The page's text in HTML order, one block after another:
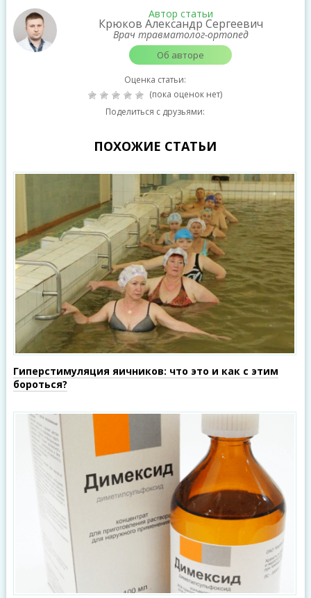
Автор статьи
Крюков Александр Сергеевич
Врач травматолог-ортопед
Об авторе
Оценка статьи:
(пока оценок нет)
Поделиться с друзьями:
ПОХОЖИЕ СТАТЬИ
Гиперстимуляция яичников: что это и как с этим
бороться?